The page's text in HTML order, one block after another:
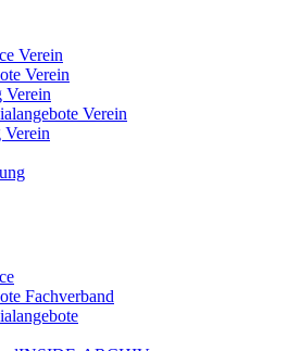
Verein
Verein
Verein
Verein
Verein
Fachverband